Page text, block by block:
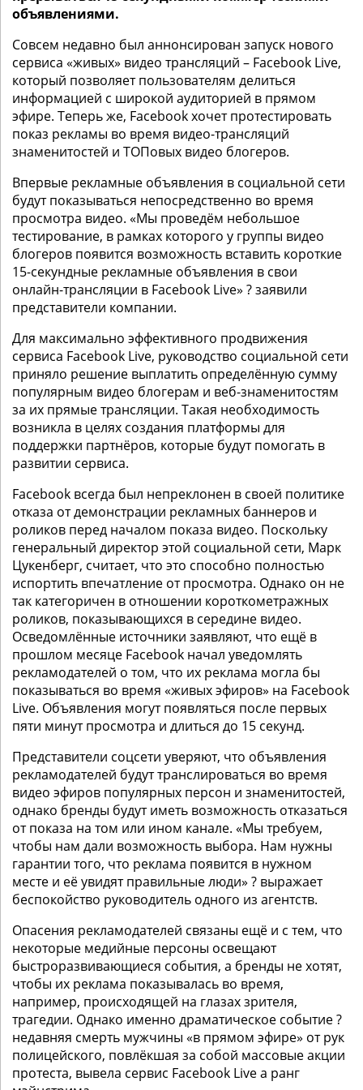
объявлениями.
Совсем недавно был аннонсирован запуск нового
сервиса «живых» видео трансляций – Facebook Live,
который позволяет пользователям делиться
информацией с широкой аудиторией в прямом
эфире. Теперь же, Facebook хочет протестировать
показ рекламы во время видео-трансляций
знаменитостей и ТОПовых видео блогеров.
Впервые рекламные объявления в социальной сети
будут показываться непосредственно во время
просмотра видео. «Мы проведём небольшое
тестирование, в рамках которого у группы видео
блогеров появится возможность вставить короткие
15-секундные рекламные объявления в свои
онлайн-трансляции в Facebook Live» ? заявили
представители компании.
Для максимально эффективного продвижения
сервиса Facebook Live, руководство социальной сети
приняло решение выплатить определённую сумму
популярным видео блогерам и веб-знаменитостям
за их прямые трансляции. Такая необходимость
возникла в целях создания платформы для
поддержки партнёров, которые будут помогать в
развитии сервиса.
Facebook всегда был непреклонен в своей политике
отказа от демонстрации рекламных баннеров и
роликов перед началом показа видео. Поскольку
генеральный директор этой социальной сети, Марк
Цукенберг, считает, что это способно полностью
испортить впечатление от просмотра. Однако он не
так категоричен в отношении короткометражных
роликов, показывающихся в середине видео.
Осведомлённые источники заявляют, что ещё в
прошлом месяце Facebook начал уведомлять
рекламодателей о том, что их реклама могла бы
показываться во время «живых эфиров» на Facebook
Live. Объявления могут появляться после первых
пяти минут просмотра и длиться до 15 секунд.
Представители соцсети уверяют, что объявления
рекламодателей будут транслироваться во время
видео эфиров популярных персон и знаменитостей,
однако бренды будут иметь возможность отказаться
от показа на том или ином канале. «Мы требуем,
чтобы нам дали возможность выбора. Нам нужны
гарантии того, что реклама появится в нужном
месте и её увидят правильные люди» ? выражает
беспокойство руководитель одного из агентств.
Опасения рекламодателей связаны ещё и с тем, что
некоторые медийные персоны освещают
быстроразвивающиеся события, а бренды не хотят,
чтобы их реклама показывалась во время,
например, происходящей на глазах зрителя,
трагедии. Однако именно драматическое событие ?
недавняя смерть мужчины «в прямом эфире» от рук
полицейского, повлёкшая за собой массовые акции
протеста, вывела сервис Facebook Live а ранг